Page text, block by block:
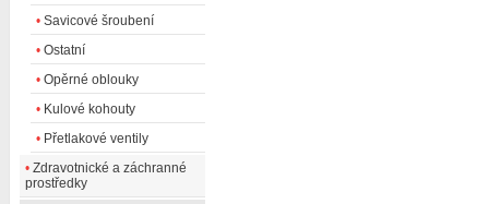
• Savicové šroubení
• Ostatní
• Opěrné oblouky
• Kulové kohouty
• Přetlakové ventily
• Zdravotnické a záchranné
prostředky